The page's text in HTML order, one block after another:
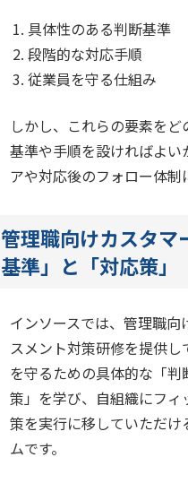
具体性のある判断基準
段階的な対応手順
従業員を守る仕組み
しかし、これらの要素を
基準や手順を設ければよ
アや対応後のフォロー体制
管理職向けカスタマ
基準」と「対応策」
インソースでは、管理職向
スメント対策研修を提供し
を守るための具体的な「
策」を学び、自組織にフィ
策を実行に移していただけ
ムです。